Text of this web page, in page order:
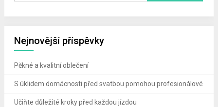
Nejnovější příspěvky
Pěkné a kvalitní oblečení
S úklidem domácnosti před svatbou pomohou profesionálové
Učiňte důležité kroky před každou jízdou